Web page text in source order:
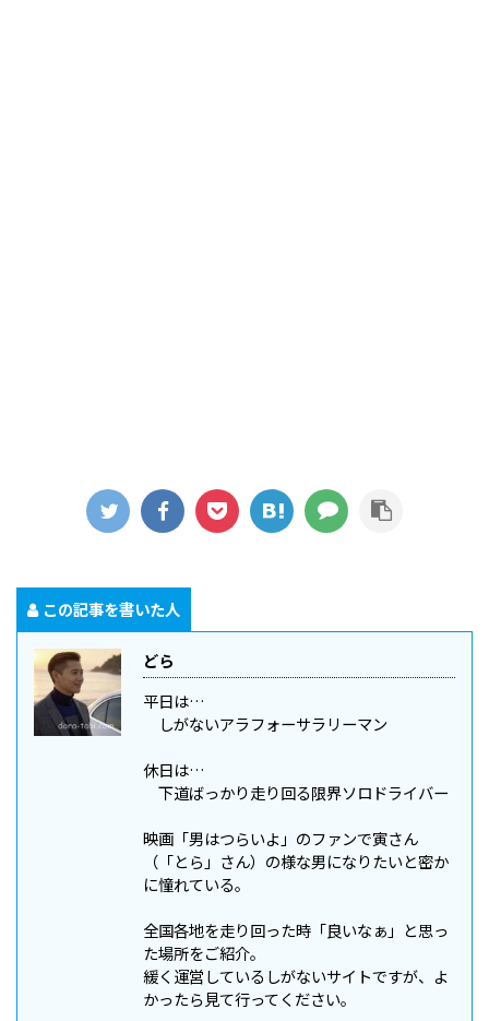
この記事を書いた人
どら
平日は…
しがないアラフォーサラリーマン
休日は…
下道ばっかり走り回る限界ソロドライバー
映画「男はつらいよ」のファンで寅さん
（「とら」さん）の様な男になりたいと密か
に憧れている。
全国各地を走り回った時「良いなぁ」と思っ
た場所をご紹介。
緩く運営しているしがないサイトですが、よ
かったら見て行ってください。